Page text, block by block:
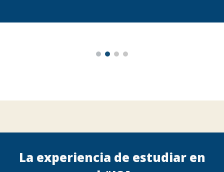
La experiencia de estudiar en